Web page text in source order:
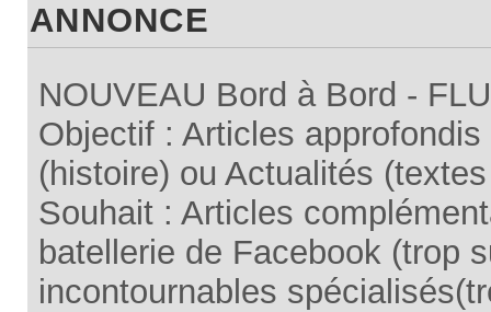
ANNONCE
NOUVEAU Bord à Bord -
Objectif : Articles
(histoire) ou Actualités
Souhait : Articles
batellerie de Facebook (trop
incontournables